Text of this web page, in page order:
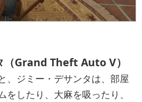
（Grand Theft Auto V）
、ジミー・デサンタは、部屋
したり、大麻を吸ったり、